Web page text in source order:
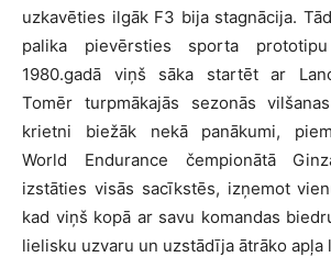
uzkavēties ilgāk F3 bija stagnācija.
palika pievērsties sporta
1980.gadā viņš sāka startēt ar
Tomēr turpmākajās sezonās
krietni biežāk nekā panākumi,
World Endurance čempionātā
izstāties visās sacīkstēs, izņemot
kad viņš kopā ar savu komandas
lielisku uzvaru un uzstādīja ātrāko apļa